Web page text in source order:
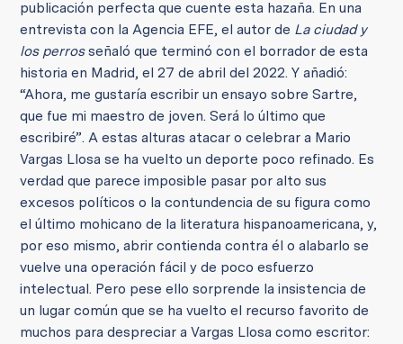
publicación perfecta que cuente esta hazaña. En una
entrevista con la Agencia EFE, el autor de La ciudad y
los perrosseñaló que terminó con el borrador de esta
historia en Madrid, el 27 de abril del 2022. Y añadió:
“Ahora, me gustaría escribir un ensayo sobre Sartre,
que fue mi maestro de joven. Será lo último que
escribiré”. A estas alturas atacar o celebrar a Mario
Vargas Llosa se ha vuelto un deporte poco refinado. Es
verdad que parece imposible pasar por alto sus
excesos políticos o la contundencia de su figura como
el último mohicano de la literatura hispanoamericana, y,
por eso mismo, abrir contienda contra él o alabarlo se
vuelve una operación fácil y de poco esfuerzo
intelectual. Pero pese ello sorprende la insistencia de
un lugar común que se ha vuelto el recurso favorito de
muchos para despreciar a Vargas Llosa como escritor: